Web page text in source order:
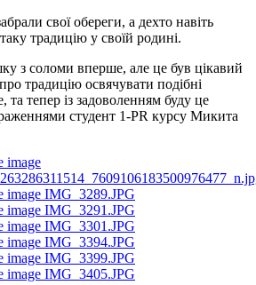
свої обереги, а дехто навіть
традицію у своїй родині.
з соломи вперше, але це був цікавий
традицію освячувати подібні
тепер із задоволенням буду це
студент 1-PR курсу Микита